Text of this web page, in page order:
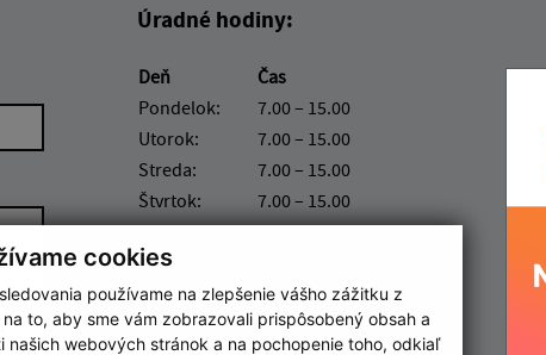
cookies
používame na zlepšenie vášho zážitku z
to, aby sme vám zobrazovali prispôsobený obsah a
našich webových stránok a na pochopenie toho, odkiaľ
Úradné hodiny:
Deň
Čas
Pondelok:
7.00 – 15.00
Utorok:
7.00 – 15.00
Streda:
7.00 – 15.00
Štvrtok:
7.00 – 15.00
Piatok:
7.00 – 15.00
Obedňajšia prestávka: